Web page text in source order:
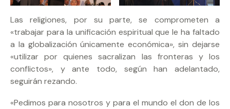
Las religiones, por su parte, se comprometen a
«trabajar para la unificación espiritual que le ha faltado
a la globalización únicamente económica», sin dejarse
«utilizar por quienes sacralizan las fronteras y los
conflictos», y ante todo, según han adelantado,
seguirán rezando.
«Pedimos para nosotros y para el mundo el don de los